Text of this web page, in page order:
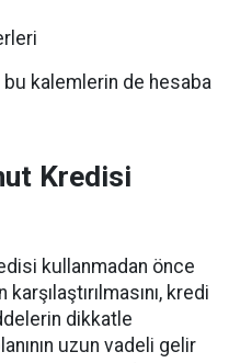
kalemlerin de hesaba
Kredisi
kullanmadan önce
kredi
dikkatle
uzun vadeli gelir